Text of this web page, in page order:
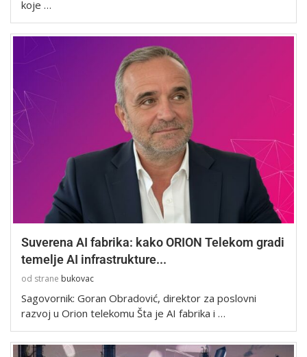
koje …
Suverena AI fabrika: kako ORION Telekom gradi
temelje AI infrastrukture...
od strane bukovac
Sagovornik: Goran Obradović, direktor za poslovni
razvoj u Orion telekomu Šta je AI fabrika i …